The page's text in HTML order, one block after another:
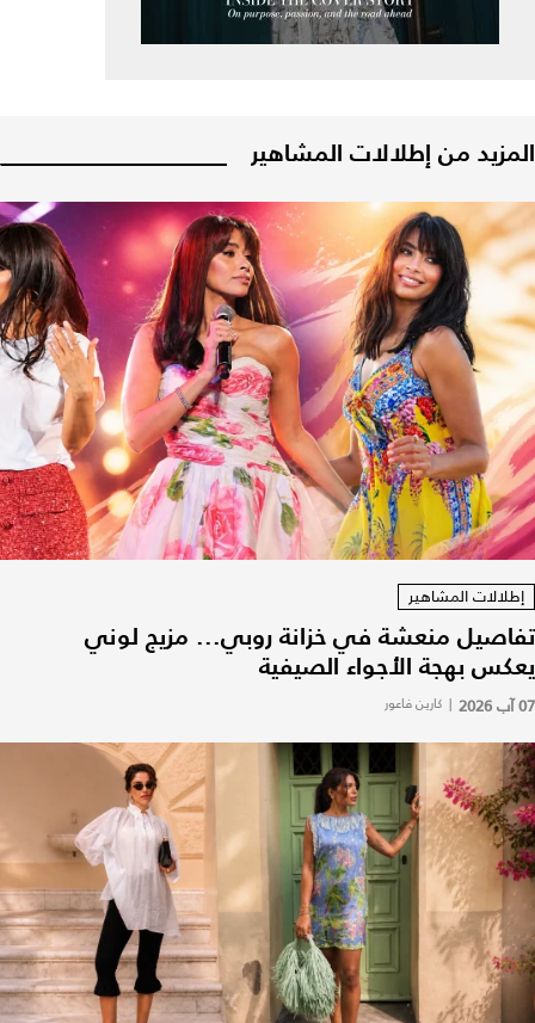
المزيد من إطلالات المشاهير
إطلالات المشاهير
تفاصيل منعشة في خزانة روبي... مزيج لوني
يعكس بهجة الأجواء الصيفية
07 آب 2026 | كارين فاعور